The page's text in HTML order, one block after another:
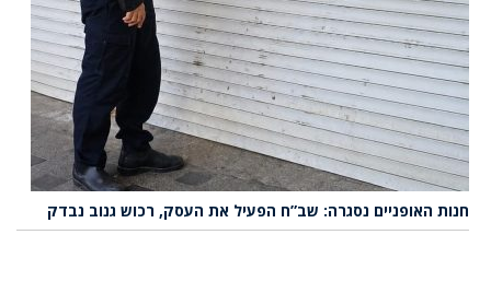
חנות האופניים נסגרה: שב”ח הפעיל את העסק, רכוש גנוב נבדק